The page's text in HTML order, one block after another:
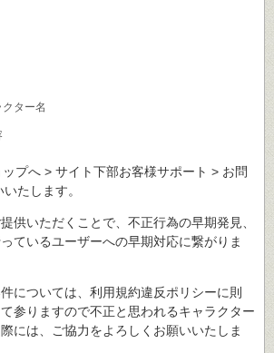
ター名
プへ > サイト下部お客様サポート > お問
たします。
供いただくことで、不正行為の早期発見、
ているユーザーへの早期対応に繋がりま
については、利用規約違反ポリシーに則
参りますので不正と思われるキャラクター
には、ご協力をよろしくお願いいたしま